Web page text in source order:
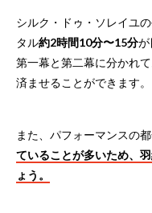
シルク・ドゥ・ソレイユ
タル約2時間10分〜15分が
第一幕と第二幕に分かれ
済ませることができます。
また、パフォーマンスの都
ていることが多いため、
ょう。